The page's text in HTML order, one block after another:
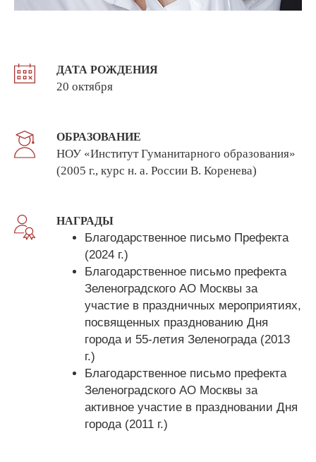
ДАТА РОЖДЕНИЯ
20 октября
ОБРАЗОВАНИЕ
НОУ «Институт Гуманитарного образования»
(2005 г., курс н. а. России В. Коренева)
НАГРАДЫ
Благодарственное письмо Префекта
(2024 г.)
Благодарственное письмо префекта
Зеленоградского АО Москвы за
участие в праздничных мероприятиях,
посвященных празднованию Дня
города и 55-летия Зеленограда (2013
г.)
Благодарственное письмо префекта
Зеленоградского АО Москвы за
активное участие в праздновании Дня
города (2011 г.)